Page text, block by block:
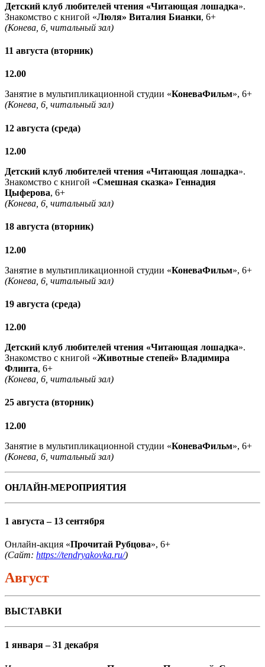
Детский клуб любителей чтения «Читающая лошадка».
Знакомство с книгой «Люля» Виталия Бианки, 6+
(Конева, 6, читальный зал)
11 августа (вторник)
12.00
Занятие в мультипликационной студии «КоневаФильм», 6+
(Конева, 6, читальный зал)
12 августа (среда)
12.00
Детский клуб любителей чтения «Читающая лошадка».
Знакомство с книгой «Смешная сказка» Геннадия
Цыферова, 6+
(Конева, 6, читальный зал)
18 августа (вторник)
12.00
Занятие в мультипликационной студии «КоневаФильм», 6+
(Конева, 6, читальный зал)
19 августа (среда)
12.00
Детский клуб любителей чтения «Читающая лошадка».
Знакомство с книгой «Животные степей» Владимира
Флинта, 6+
(Конева, 6, читальный зал)
25 августа (вторник)
12.00
Занятие в мультипликационной студии «КоневаФильм», 6+
(Конева, 6, читальный зал)
ОНЛАЙН-МЕРОПРИЯТИЯ
1 августа – 13 сентября
Онлайн-акция «Прочитай Рубцова», 6+
(Сайт: https://tendryakovka.ru/)
Август
ВЫСТАВКИ
1 января – 31 декабря